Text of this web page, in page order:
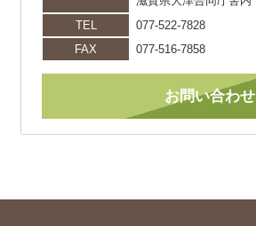
TEL
077-522-7828
FAX
077-516-7858
お問い合わせ